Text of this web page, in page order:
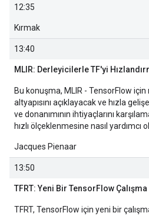
12:35
Kırmak
13:40
MLIR: Derleyicilerle TF'yi
Bu konuşma, MLIR - TensorFlow
altyapısını açıklayacak ve hızla
ve donanımının ihtiyaçlarını
hızlı ölçeklenmesine nasıl yardımcı
Jacques Pienaar
13:50
TFRT: Yeni Bir TensorFlow Çalışma
TFRT, TensorFlow için yeni bir